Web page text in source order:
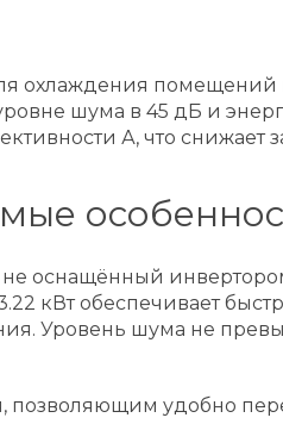
охлаждения помещений
шума в 45 дБ и
А, что снижает
оснащённый
кВт обеспечивает
шума не
позволяющим удобно